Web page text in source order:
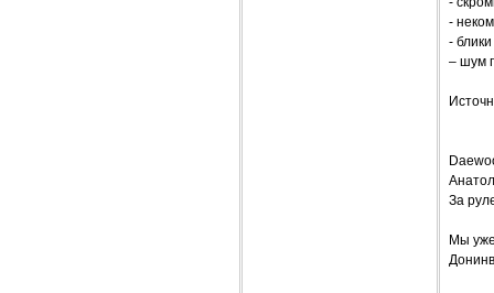
-
-
– шум
За
Мы уже